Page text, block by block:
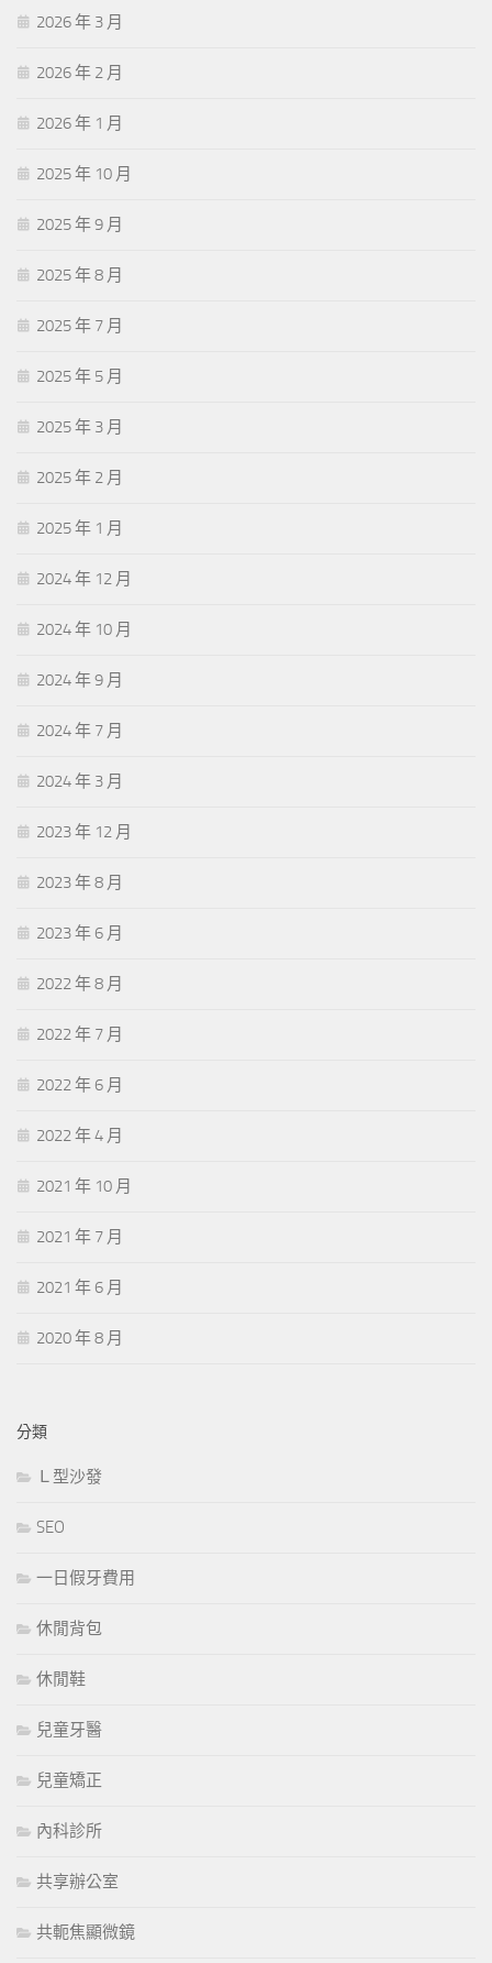
2026 年 3 月
2026 年 2 月
2026 年 1 月
2025 年 10 月
2025 年 9 月
2025 年 8 月
2025 年 7 月
2025 年 5 月
2025 年 3 月
2025 年 2 月
2025 年 1 月
2024 年 12 月
2024 年 10 月
2024 年 9 月
2024 年 7 月
2024 年 3 月
2023 年 12 月
2023 年 8 月
2023 年 6 月
2022 年 8 月
2022 年 7 月
2022 年 6 月
2022 年 4 月
2021 年 10 月
2021 年 7 月
2021 年 6 月
2020 年 8 月
分類
Ｌ型沙發
SEO
一日假牙費用
休閒背包
休閒鞋
兒童牙醫
兒童矯正
內科診所
共享辦公室
共軛焦顯微鏡